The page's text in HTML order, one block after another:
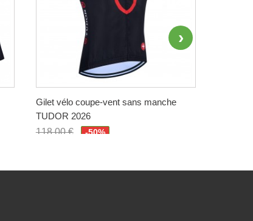
Gilet vélo coupe-vent sans manche
TUDOR 2026
118,00 €
-50%